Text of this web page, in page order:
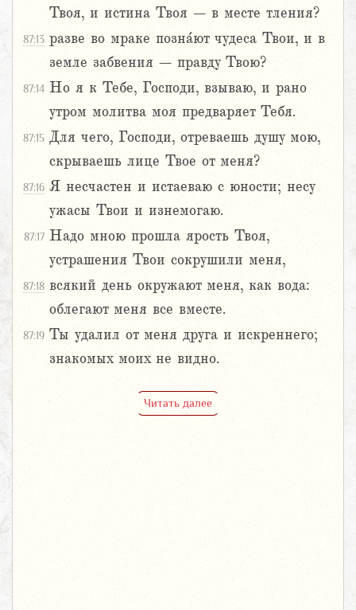
Твоя, и истина Твоя – в месте тления?
87:13 разве во мраке позна́ют чудеса Твои, и в
земле забвения – правду Твою?
87:14 Но я к Тебе, Господи, взываю, и рано
утром молитва моя предваряет Тебя.
87:15 Для чего, Господи, отреваешь душу мою,
скрываешь лице Твое от меня?
87:16 Я несчастен и истаеваю с юности; несу
ужасы Твои и изнемогаю.
87:17 Надо мною прошла ярость Твоя,
устрашения Твои сокрушили меня,
87:18 всякий день окружают меня, как вода:
облегают меня все вместе.
87:19 Ты удалил от меня друга и искреннего;
знакомых моих не видно.
Читать далее